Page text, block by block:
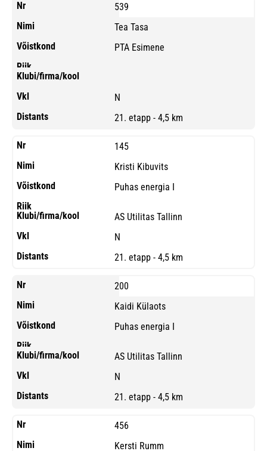
539
Tea Tasa
PTA Esimene
N
21. etapp - 4,5 km
145
Kristi Kibuvits
Puhas energia I
AS Utilitas Tallinn
N
21. etapp - 4,5 km
200
Kaidi Külaots
Puhas energia I
AS Utilitas Tallinn
N
21. etapp - 4,5 km
456
Kersti Rumm